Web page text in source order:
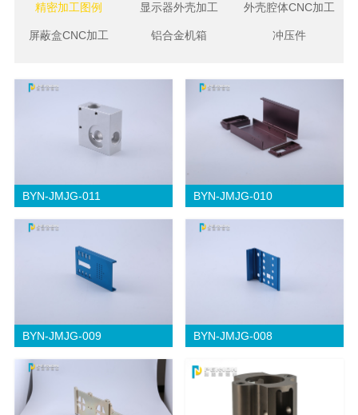
精密加工图例 显示器外壳加工 外壳腔体CNC加工
屏蔽盒CNC加工 铝合金机箱 冲压件
BYN-JMJG-011 BYN-JMJG-010
BYN-JMJG-009 BYN-JMJG-008